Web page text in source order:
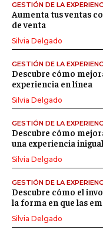
GESTIÓN DE LA
Aumenta tus ventas
de venta
Silvia Delgado
GESTIÓN DE LA
Descubre cómo
experiencia en línea
Silvia Delgado
GESTIÓN DE LA
Descubre cómo
una experiencia
Silvia Delgado
GESTIÓN DE LA
Descubre cómo el
la forma en que las
Silvia Delgado